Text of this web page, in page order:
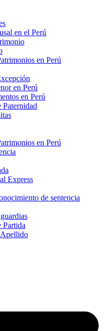
en el Perú
en Perú
en Perú
en Perú
en Perú
Express
de sentencia
Partida